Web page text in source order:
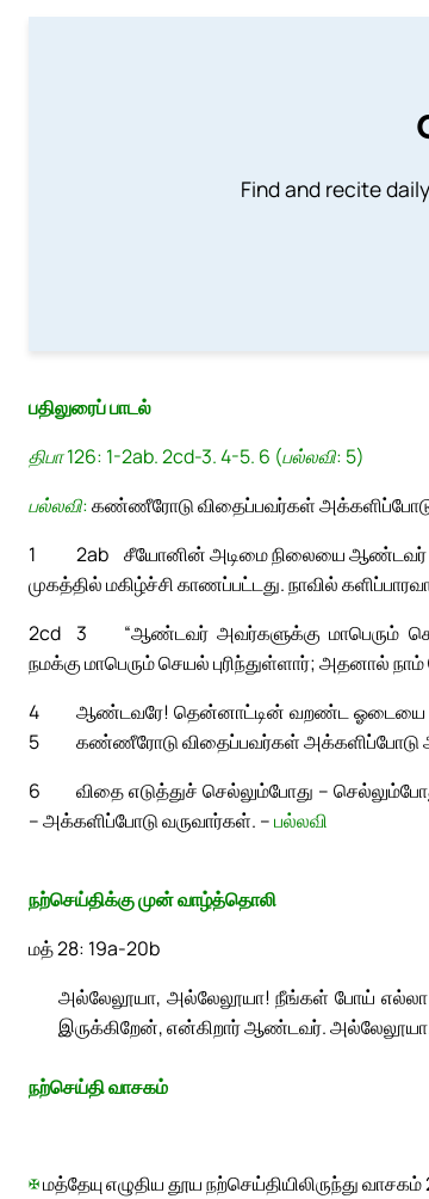
Find and recite
பதிலுரைப் பாடல்
திபா 126: 1-2ab. 2cd-3. 4-5. 6 (பல்லவி: 5)
பல்லவி:கண்ணீரோடு விதைப்பவர்கள்
1
சீயோனின் அடிமை நிலையை ஆண்டவர்
2ab
முகத்தில் மகிழ்ச்சி காணப்பட்டது. நாவில்
2cd
“ஆண்டவர் அவர்களுக்கு மாபெரும்
3
நமக்கு மாபெரும் செயல் புரிந்துள்ளார்; அதனால் நாம்
4
ஆண்டவரே! தென்னாட்டின் வறண்ட ஓடையை
5
கண்ணீரோடு விதைப்பவர்கள் அக்களிப்போடு
6
விதை எடுத்துச் செல்லும்போது –
– அக்களிப்போடு வருவார்கள். –பல்லவி
நற்செய்திக்கு முன் வாழ்த்தொலி
மத் 28: 19a-20b
அல்லேலூயா, அல்லேலூயா! நீங்கள் போய் எல்லா
இருக்கிறேன், என்கிறார் ஆண்டவர்.
நற்செய்தி வாசகம்
✠மத்தேயு எழுதிய தூய நற்செய்தியிலிருந்து